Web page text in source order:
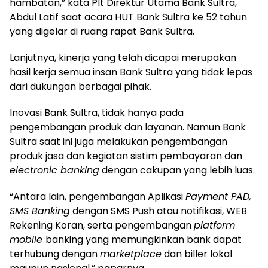
Abdul Latif saat acara HUT Bank Sultra ke 52 tahun
yang digelar di ruang rapat Bank Sultra.
Lanjutnya, kinerja yang telah dicapai merupakan
hasil kerja semua insan Bank Sultra yang tidak lepas
dari dukungan berbagai pihak.
Inovasi Bank Sultra, tidak hanya pada
pengembangan produk dan layanan. Namun Bank
Sultra saat ini juga melakukan pengembangan
produk jasa dan kegiatan sistim pembayaran dan
electronic bankingdengan cakupan yang lebih luas.
“Antara lain, pengembangan AplikasiPayment PAD,
SMS Bankingdengan SMS Push atau notifikasi, WEB
Rekening Koran, serta pengembanganplatform
mobile banking yang memungkinkan bank dapat
terhubung denganmarketplacedan biller lokal